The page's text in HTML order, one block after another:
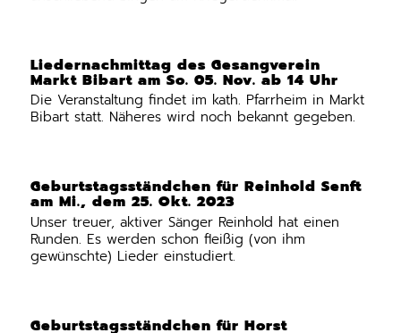
Liedernachmittag des Gesangverein
Markt Bibart am So. 05. Nov. ab 14 Uhr
Die Veranstaltung findet im kath. Pfarrheim in Markt
Bibart statt. Näheres wird noch bekannt gegeben.
Geburtstagsständchen für Reinhold Senft
am Mi., dem 25. Okt. 2023
Unser treuer, aktiver Sänger Reinhold hat einen
Runden. Es werden schon fleißig (von ihm
gewünschte) Lieder einstudiert.
Geburtstagsständchen für Horst